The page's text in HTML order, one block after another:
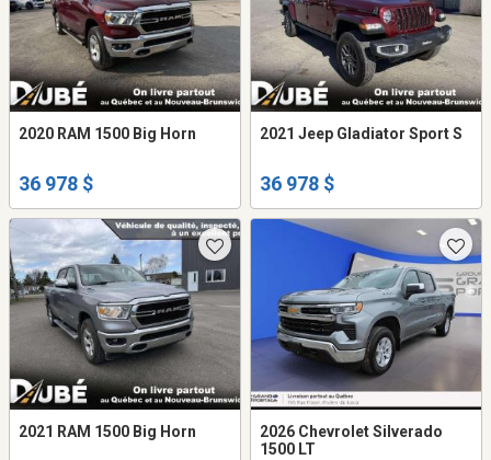
2020 RAM 1500 Big Horn
36 978 $
2021 Jeep Gladiator Sport S
36 978 $
2021 RAM 1500 Big Horn
2026 Chevrolet Silverado
1500 LT